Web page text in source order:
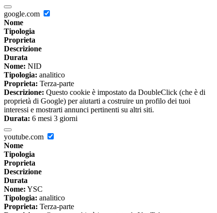
google.com
Nome
Tipologia
Proprieta
Descrizione
Durata
Nome: NID
Tipologia: analitico
Proprieta: Terza-parte
Descrizione: Questo cookie è impostato da DoubleClick (che è di
proprietà di Google) per aiutarti a costruire un profilo dei tuoi
interessi e mostrarti annunci pertinenti su altri siti.
Durata: 6 mesi 3 giorni
youtube.com
Nome
Tipologia
Proprieta
Descrizione
Durata
Nome: YSC
Tipologia: analitico
Proprieta: Terza-parte